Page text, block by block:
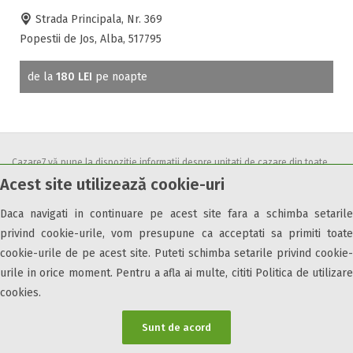
Acest site utilizează cookie-uri
Daca navigati in continuare pe acest site fara a schimba setarile
privind cookie-urile, vom presupune ca acceptati sa primiti toate
cookie-urile de pe acest site. Puteti schimba setarile privind cookie-
urile in orice moment. Pentru a afla ai multe, cititi Politica de utilizare
cookies.
Sunt de acord
Acces bucatarie
ATV
Bar
Biliard
Cablu tv
Cazino
Ciubar
Crama
Cutie de valori
Strada Principala, Nr. 369
Popestii de Jos, Alba, 517795
de la 180 LEI pe noapte
Cazare7 vă pune la dispozitie informatii despre unitati de cazare din toate
zonele turistice, oferte speciale, rezervari online.
condițiilede utilizare.